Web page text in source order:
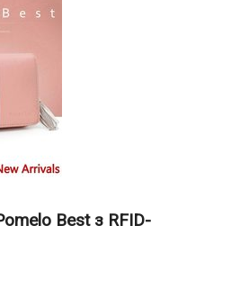
Best з RFID-